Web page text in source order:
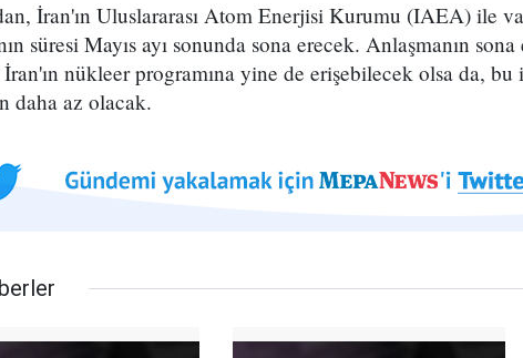
İran'ın Uluslararası Atom Enerjisi Kurumu (IAEA) ile
süresi Mayıs ayı sonunda sona erecek. Anlaşmanın
nükleer programına yine de erişebilecek olsa da,
daha az olacak.